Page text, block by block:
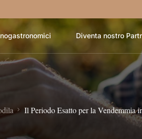
Diventa nostro
Il Periodo Esatto per la Vendemmia